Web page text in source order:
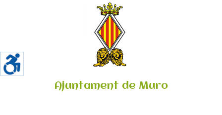
Ajuntament de Muro